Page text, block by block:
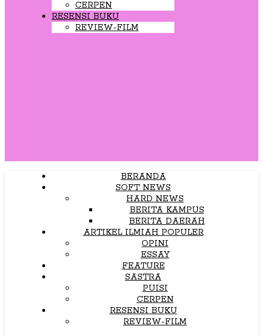
CERPEN
RESENSI BUKU
REVIEW-FILM
BERANDA
SOFT NEWS
HARD NEWS
BERITA KAMPUS
BERITA DAERAH
ARTIKEL ILMIAH POPULER
OPINI
ESSAY
FEATURE
SASTRA
PUISI
CERPEN
RESENSI BUKU
REVIEW-FILM